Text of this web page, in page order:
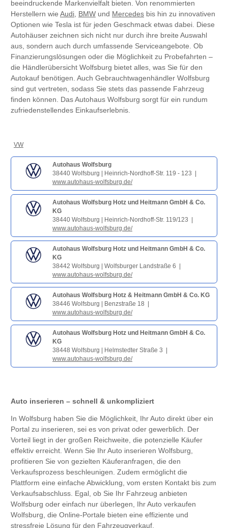
beeindruckende Markenvielfalt bieten. Von renommierten
Herstellern wie Audi, BMW und Mercedes bis hin zu innovativen
Optionen wie Tesla ist für jeden Geschmack etwas dabei. Diese
Autohäuser zeichnen sich nicht nur durch ihre breite Auswahl
aus, sondern auch durch umfassende Serviceangebote. Ob
Finanzierungslösungen oder die Möglichkeit zu Probefahrten –
die Händlerübersicht Wolfsburg bietet alles, was Sie für den
Autokauf benötigen. Auch Gebrauchtwagenhändler Wolfsburg
sind gut vertreten, sodass Sie stets das passende Fahrzeug
finden können. Das Autohaus Wolfsburg sorgt für ein rundum
zufriedenstellendes Einkaufserlebnis.
VW
Autohaus Wolfsburg
38440 Wolfsburg | Heinrich-Nordhoff-Str. 119 - 123 |
www.autohaus-wolfsburg.de/
Autohaus Wolfsburg Hotz und Heitmann GmbH & Co.
KG
38440 Wolfsburg | Heinrich-Nordhoff-Str. 119/123 |
www.autohaus-wolfsburg.de/
Autohaus Wolfsburg Hotz und Heitmann GmbH & Co.
KG
38442 Wolfsburg | Wolfsburger Landstraße 6 |
www.autohaus-wolfsburg.de/
Autohaus Wolfsburg Hotz & Heitmann GmbH & Co. KG
38446 Wolfsburg | Benzstraße 18 |
www.autohaus-wolfsburg.de/
Autohaus Wolfsburg Hotz und Heitmann GmbH & Co.
KG
38448 Wolfsburg | Helmstedter Straße 3 |
www.autohaus-wolfsburg.de/
Auto inserieren – schnell & unkompliziert
In Wolfsburg haben Sie die Möglichkeit, Ihr Auto direkt über ein
Portal zu inserieren, sei es von privat oder gewerblich. Der
Vorteil liegt in der großen Reichweite, die potenzielle Käufer
effektiv erreicht. Wenn Sie Ihr Auto inserieren Wolfsburg,
profitieren Sie von gezielten Käuferanfragen, die den
Verkaufsprozess beschleunigen. Zudem ermöglicht die
Plattform eine einfache Abwicklung, vom ersten Kontakt bis zum
Verkaufsabschluss. Egal, ob Sie Ihr Fahrzeug anbieten
Wolfsburg oder einfach nur überlegen, Ihr Auto verkaufen
Wolfsburg, die Online-Portale bieten eine effiziente und
stressfreie Lösung für den Fahrzeugverkauf.